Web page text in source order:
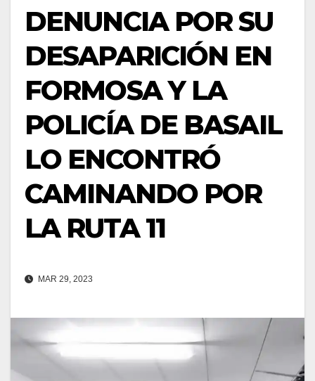
DENUNCIA POR SU
DESAPARICIÓN EN
FORMOSA Y LA
POLICÍA DE BASAIL
LO ENCONTRÓ
CAMINANDO POR
LA RUTA 11
MAR 29, 2023